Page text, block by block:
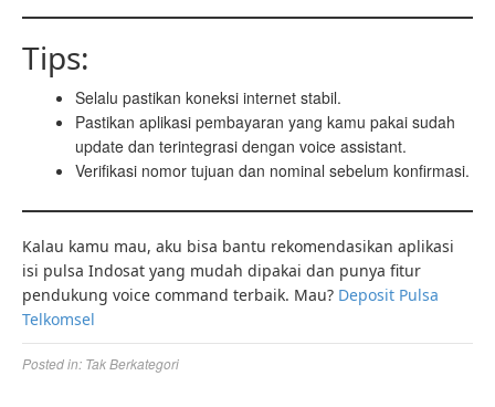
Tips:
Selalu pastikan koneksi internet stabil.
Pastikan aplikasi pembayaran yang kamu pakai sudah
update dan terintegrasi dengan voice assistant.
Verifikasi nomor tujuan dan nominal sebelum konfirmasi.
Kalau kamu mau, aku bisa bantu rekomendasikan aplikasi
isi pulsa Indosat yang mudah dipakai dan punya fitur
pendukung voice command terbaik. Mau? Deposit Pulsa
Telkomsel
Posted in: Tak Berkategori